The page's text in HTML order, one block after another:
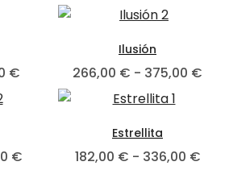
€
Ilusión
266,00 € - 375,00 €
€
Estrellita
182,00 € - 336,00 €